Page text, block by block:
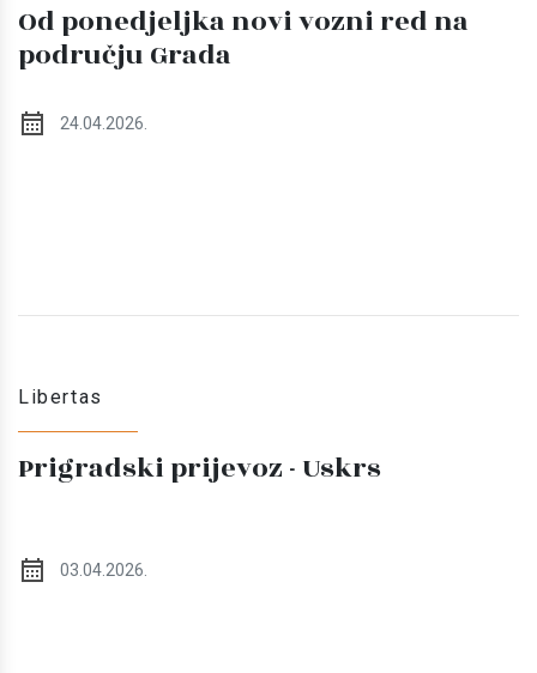
Od ponedjeljka novi vozni red na
području Grada
24.04.2026.
Libertas
Prigradski prijevoz - Uskrs
03.04.2026.